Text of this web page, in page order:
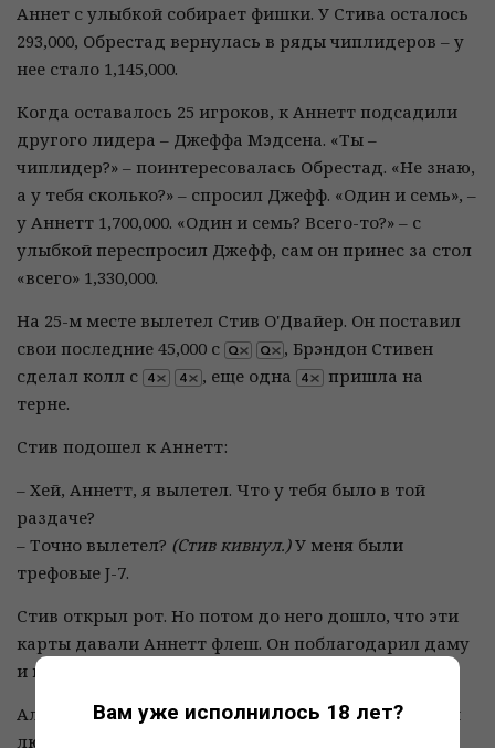
Вам уже исполнилось 18 лет?
Аннет с улыбкой собирает фишки. У Стива осталось
293,000, Обрестад вернулась в ряды чиплидеров – у
нее стало 1,145,000.
Когда оставалось 25 игроков, к Аннетт подсадили
другого лидера – Джеффа Мэдсена. «Ты –
чиплидер?» – поинтересовалась Обрестад. «Не знаю,
а у тебя сколько?» – спросил Джефф. «Один и семь», –
у Аннетт 1,700,000. «Один и семь? Всего-то?» – с
улыбкой переспросил Джефф, сам он принес за стол
«всего» 1,330,000.
На 25-м месте вылетел Стив О'Двайер. Он поставил
свои последние 45,000 с
, Брэндон Стивен
сделал колл с
, еще одна
пришла на
терне.
Стив подошел к Аннетт:
– Хей, Аннетт, я вылетел. Что у тебя было в той
раздаче?
– Точно вылетел? (Стив кивнул.)У меня были
трефовые J-7.
Стив открыл рот. Но потом до него дошло, что эти
карты давали Аннетт флеш. Он поблагодарил даму
и покинул помещение.
Аллен Кесслер славится своей аккуратной игрой и
любовью повысиживать. Игроки пользуются